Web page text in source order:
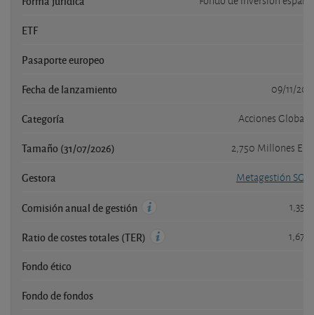
ETF
Pasaporte europeo
Fecha de lanzamiento 09/11/
Categoría Acciones
Tamaño (31/07/2026) 2,750 Millones
Gestora Metagestión
Comisión anual de gestión 1,35
Ratio de costes totales (TER) 1,67
Fondo ético
Fondo de fondos